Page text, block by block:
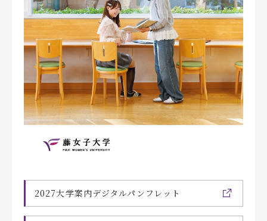
2027大学案内デジタルパンフレット